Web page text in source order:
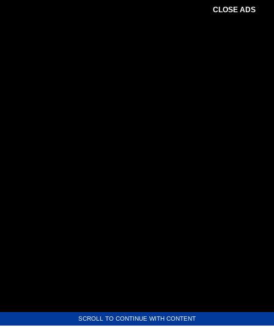
CLOSE ADS
SCROLL TO CONTINUE WITH CONTENT